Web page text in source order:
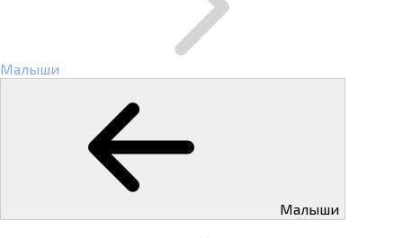
Малыши
Малыши